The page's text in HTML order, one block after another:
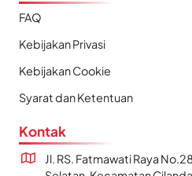
FAQ
Kebijakan Privasi
Kebijakan Cookie
Syarat dan Ketentuan
Kontak
Jl. RS. Fatmawati Raya